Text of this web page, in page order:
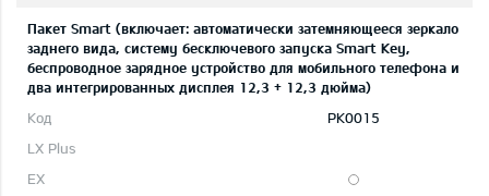
Пакет Smart (включает: автоматически затемняющееся зеркало
заднего вида, систему бесключевого запуска Smart Key,
беспроводное зарядное устройство для мобильного телефона и
два интегрированных дисплея 12,3 + 12,3 дюйма)
PK0015